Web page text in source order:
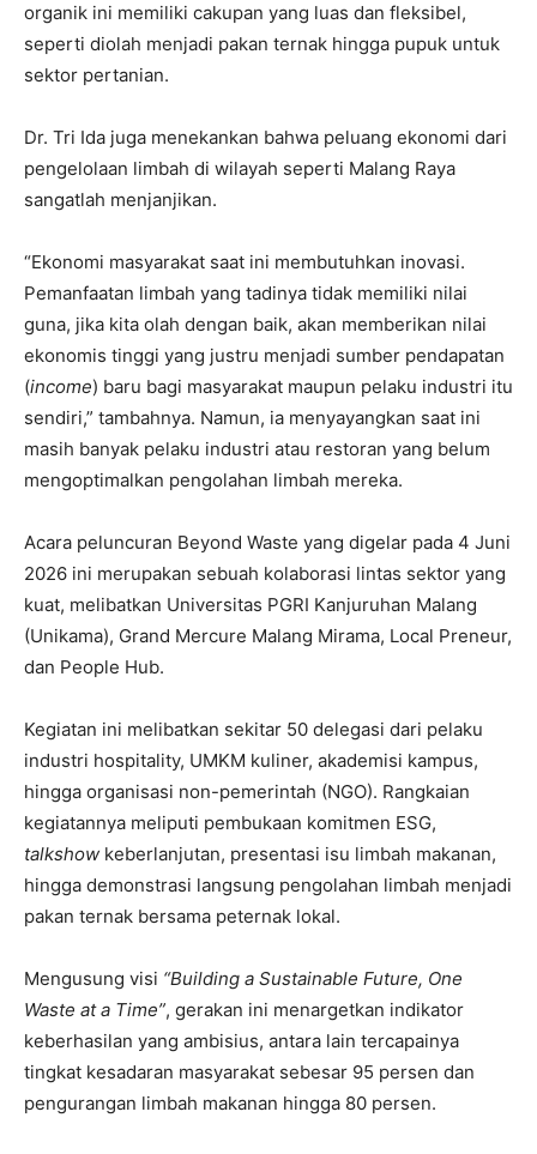
organik ini memiliki cakupan yang luas dan fleksibel,
seperti diolah menjadi pakan ternak hingga pupuk untuk
sektor pertanian.
Dr. Tri Ida juga menekankan bahwa peluang ekonomi dari
pengelolaan limbah di wilayah seperti Malang Raya
sangatlah menjanjikan.
“Ekonomi masyarakat saat ini membutuhkan inovasi.
Pemanfaatan limbah yang tadinya tidak memiliki nilai
guna, jika kita olah dengan baik, akan memberikan nilai
ekonomis tinggi yang justru menjadi sumber pendapatan
(income) baru bagi masyarakat maupun pelaku industri itu
sendiri,” tambahnya. Namun, ia menyayangkan saat ini
masih banyak pelaku industri atau restoran yang belum
mengoptimalkan pengolahan limbah mereka.
Acara peluncuran Beyond Waste yang digelar pada 4 Juni
2026 ini merupakan sebuah kolaborasi lintas sektor yang
kuat, melibatkan Universitas PGRI Kanjuruhan Malang
(Unikama), Grand Mercure Malang Mirama, Local Preneur,
dan People Hub.
Kegiatan ini melibatkan sekitar 50 delegasi dari pelaku
industri hospitality, UMKM kuliner, akademisi kampus,
hingga organisasi non-pemerintah (NGO). Rangkaian
kegiatannya meliputi pembukaan komitmen ESG,
talkshow keberlanjutan, presentasi isu limbah makanan,
hingga demonstrasi langsung pengolahan limbah menjadi
pakan ternak bersama peternak lokal.
Mengusung visi “Building a Sustainable Future, One
Waste at a Time”, gerakan ini menargetkan indikator
keberhasilan yang ambisius, antara lain tercapainya
tingkat kesadaran masyarakat sebesar 95 persen dan
pengurangan limbah makanan hingga 80 persen.